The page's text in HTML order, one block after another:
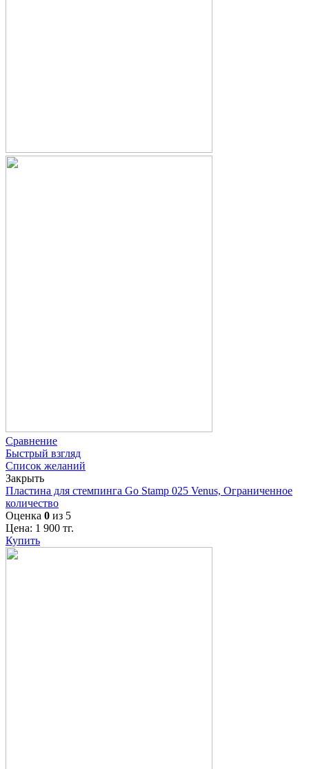
Сравнение
Быстрый взгляд
Список желаний
Закрыть
Пластина для стемпинга Go Stamp 025 Venus, Ограниченное
количество
Оценка 0 из 5
Цена: 1 900 тг.
Купить